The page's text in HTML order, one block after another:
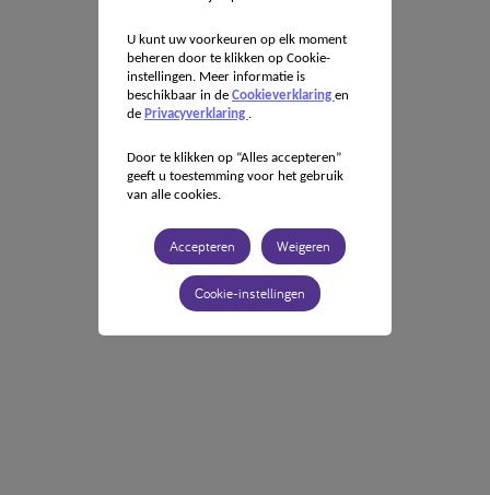
U kunt uw voorkeuren op elk moment
beheren door te klikken op Cookie-
instellingen. Meer informatie is
beschikbaar in de Cookieverklaring en
de Privacyverklaring .
Door te klikken op “Alles accepteren”
geeft u toestemming voor het gebruik
van alle cookies.
Accepteren Weigeren
Cookie-instellingen